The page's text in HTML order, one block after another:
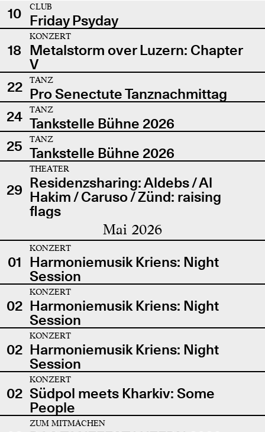
10
CLUB
Friday Psyday
18
KONZERT
Metalstorm over Luzern: Chapter
V
22
TANZ
Pro Senectute Tanznachmittag
24
TANZ
Tankstelle Bühne 2026
25
TANZ
Tankstelle Bühne 2026
29
THEATER
Residenzsharing: Aldebs / Al
Hakim / Caruso / Zünd: raising
flags
Mai 2026
01
KONZERT
Harmoniemusik Kriens: Night
Session
02
KONZERT
Harmoniemusik Kriens: Night
Session
02
KONZERT
Harmoniemusik Kriens: Night
Session
02
KONZERT
Südpol meets Kharkiv: Some
People
ZUM MITMACHEN